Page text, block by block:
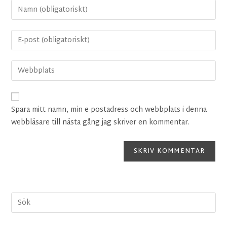
Spara mitt namn, min e-postadress och webbplats i denna
webbläsare till nästa gång jag skriver en kommentar.